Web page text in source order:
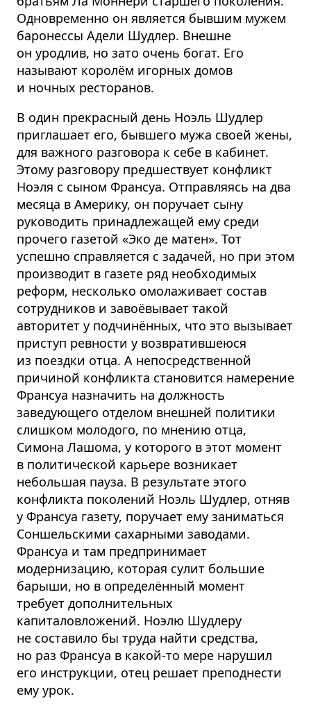
Одновременно он является бывшим мужем
баронессы Адели Шудлер. Внешне
он уродлив, но зато очень богат. Его
называют королём игорных домов
и ночных ресторанов.
В один прекрасный день Ноэль Шудлер
приглашает его, бывшего мужа своей жены,
для важного разговора к себе в кабинет.
Этому разговору предшествует конфликт
Ноэля с сыном Франсуа. Отправляясь на два
месяца в Америку, он поручает сыну
руководить принадлежащей ему среди
прочего газетой «Эко де матен». Тот
успешно справляется с задачей, но при этом
производит в газете ряд необходимых
реформ, несколько омолаживает состав
сотрудников и завоёвывает такой
авторитет у подчинённых, что это вызывает
приступ ревности у возвратившеюся
из поездки отца. А непосредственной
причиной конфликта становится намерение
Франсуа назначить на должность
заведующего отделом внешней политики
слишком молодого, по мнению отца,
Симона Лашома, у которого в этот момент
в политической карьере возникает
небольшая пауза. В результате этого
конфликта поколений Ноэль Шудлер, отняв
у Франсуа газету, поручает ему заниматься
Соншельскими сахарными заводами.
Франсуа и там предпринимает
модернизацию, которая сулит большие
барыши, но в определённый момент
требует дополнительных
капиталовложений. Ноэлю Шудлеру
не составило бы труда найти средства,
но раз Франсуа в какой-то мере нарушил
его инструкции, отец решает преподнести
ему урок.